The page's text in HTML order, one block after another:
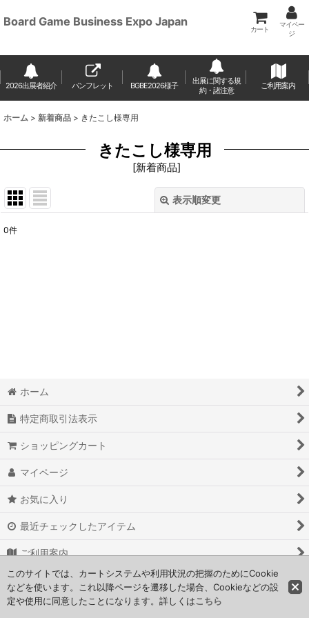
Board Game Business Expo Japan
カート
マイペー
ジ
2026出展者紹介 パンフレット BGBE2026様子
出展に関する規
約・諸注意
ご利用案内
ホーム > 新着商品 > きたこし様専用
きたこし様専用
[新着商品]
表示順変更
0件
ホーム
特定商取引法表示
ショッピングカート
マイページ
お気に入り
最近チェックしたアイテム
ご利用案内
お問い合わせ
このサイトでは、カートシステムや利用状況の把握のためにCookie
などを使います。これ以降ページを遷移した場合、Cookieなどの設
定や使用に同意したことになります。詳しくはこちら